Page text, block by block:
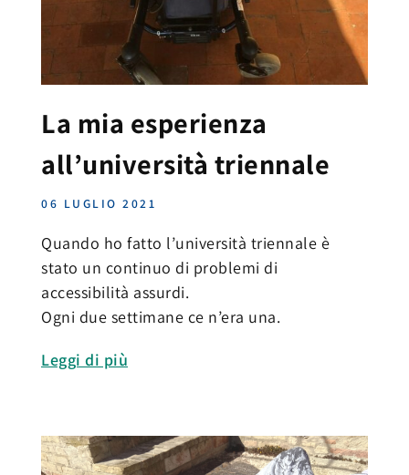
La mia esperienza
all’università triennale
06 LUGLIO 2021
Quando ho fatto l’università triennale è
stato un continuo di problemi di
accessibilità assurdi.
Ogni due settimane ce n’era una.
Leggi di più